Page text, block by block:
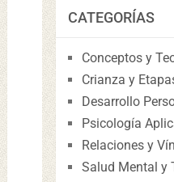
CATEGORÍAS
Conceptos y
Crianza y
Desarrollo
Psicología
Relaciones y
Salud Mental y